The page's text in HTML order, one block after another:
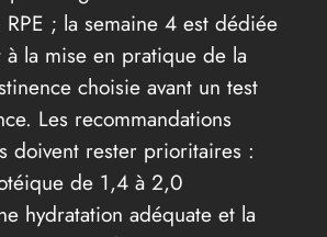
RPE ; la semaine 4 est dédiée
à la mise en pratique de la
choisie avant un test
Les recommandations
doivent rester prioritaires :
de 1,4 à 2,0
hydratation adéquate et la